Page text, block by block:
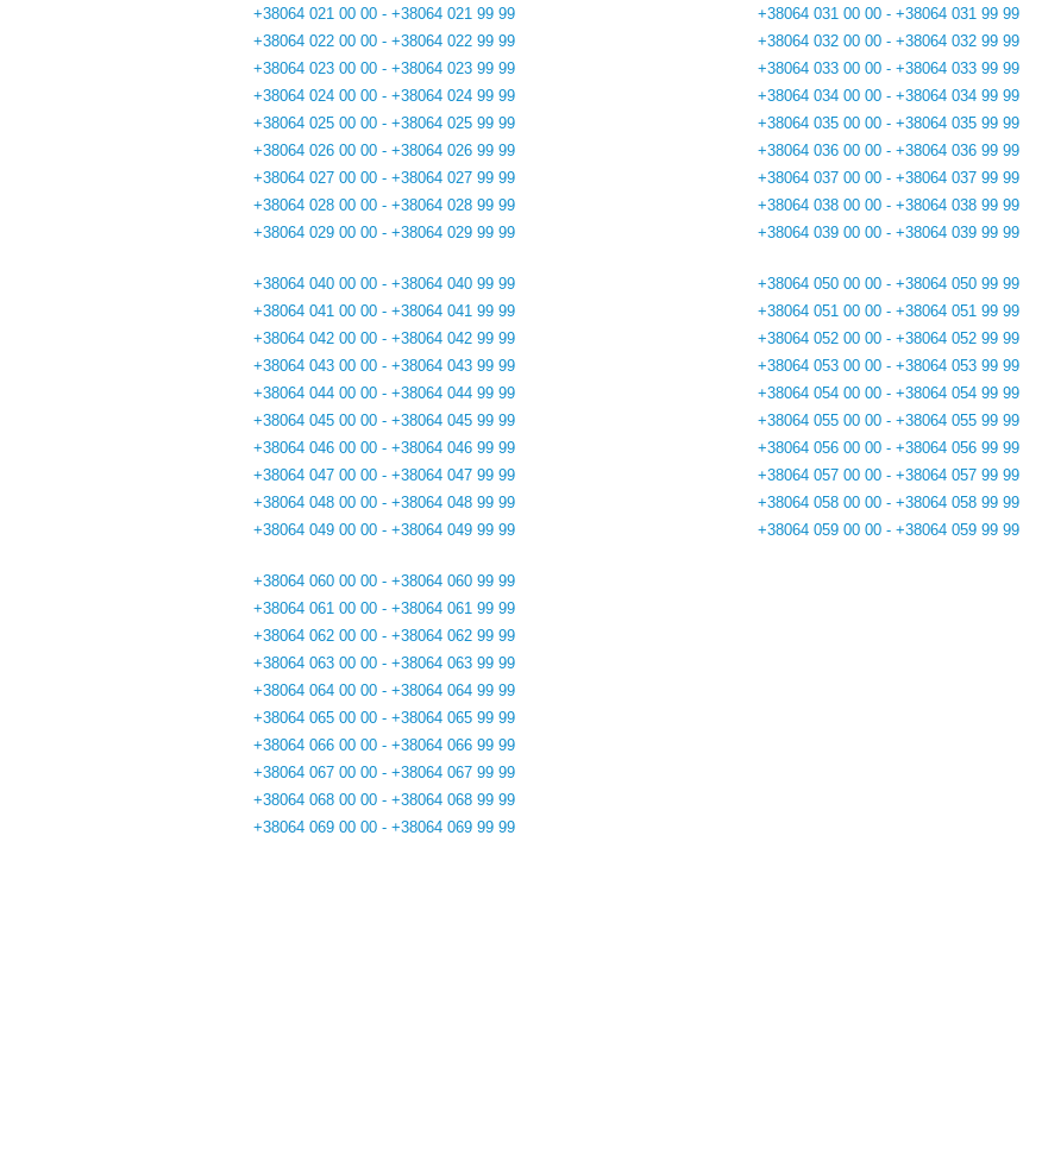
+38064 021 00 00 - +38064 021 99 99
+38064 022 00 00 - +38064 022 99 99
+38064 023 00 00 - +38064 023 99 99
+38064 024 00 00 - +38064 024 99 99
+38064 025 00 00 - +38064 025 99 99
+38064 026 00 00 - +38064 026 99 99
+38064 027 00 00 - +38064 027 99 99
+38064 028 00 00 - +38064 028 99 99
+38064 029 00 00 - +38064 029 99 99
+38064 031 00 00 - +38064 031 99 99
+38064 032 00 00 - +38064 032 99 99
+38064 033 00 00 - +38064 033 99 99
+38064 034 00 00 - +38064 034 99 99
+38064 035 00 00 - +38064 035 99 99
+38064 036 00 00 - +38064 036 99 99
+38064 037 00 00 - +38064 037 99 99
+38064 038 00 00 - +38064 038 99 99
+38064 039 00 00 - +38064 039 99 99
+38064 040 00 00 - +38064 040 99 99
+38064 041 00 00 - +38064 041 99 99
+38064 042 00 00 - +38064 042 99 99
+38064 043 00 00 - +38064 043 99 99
+38064 044 00 00 - +38064 044 99 99
+38064 045 00 00 - +38064 045 99 99
+38064 046 00 00 - +38064 046 99 99
+38064 047 00 00 - +38064 047 99 99
+38064 048 00 00 - +38064 048 99 99
+38064 049 00 00 - +38064 049 99 99
+38064 050 00 00 - +38064 050 99 99
+38064 051 00 00 - +38064 051 99 99
+38064 052 00 00 - +38064 052 99 99
+38064 053 00 00 - +38064 053 99 99
+38064 054 00 00 - +38064 054 99 99
+38064 055 00 00 - +38064 055 99 99
+38064 056 00 00 - +38064 056 99 99
+38064 057 00 00 - +38064 057 99 99
+38064 058 00 00 - +38064 058 99 99
+38064 059 00 00 - +38064 059 99 99
+38064 060 00 00 - +38064 060 99 99
+38064 061 00 00 - +38064 061 99 99
+38064 062 00 00 - +38064 062 99 99
+38064 063 00 00 - +38064 063 99 99
+38064 064 00 00 - +38064 064 99 99
+38064 065 00 00 - +38064 065 99 99
+38064 066 00 00 - +38064 066 99 99
+38064 067 00 00 - +38064 067 99 99
+38064 068 00 00 - +38064 068 99 99
+38064 069 00 00 - +38064 069 99 99